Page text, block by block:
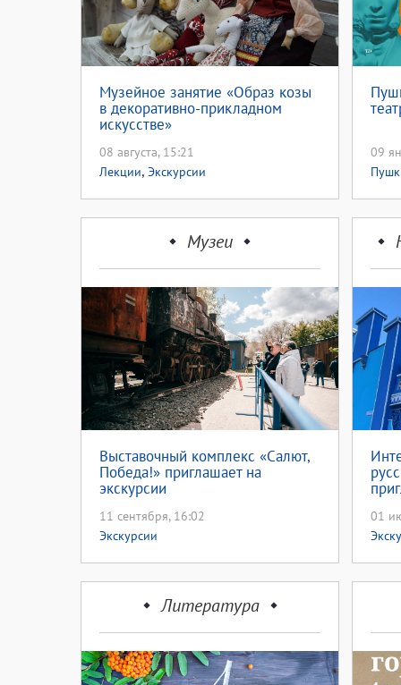
Музейное занятие «Образ козы
в декоративно-прикладном
искусстве»
08 августа, 15:21
Лекции, Экскурсии
09
Музеи
Выставочный комплекс «Салют,
Победа!» приглашает на
экскурсии
11 сентября, 16:02
Экскурсии
01
Литература